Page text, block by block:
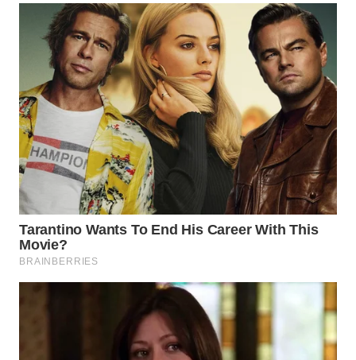
WN
SURABAYA
WN
NATUNA
WN
BINTAN
MANDALIKA
WN
LIKUPANG